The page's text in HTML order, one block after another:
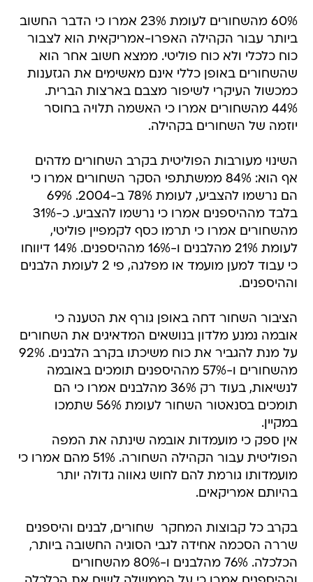
60% מהשחורים לעומת 23% אמרו כי הדבר החשוב
ביותר עבור הקהילה האפרו-אמריקאית הוא לצבור
כוח כלכלי ולא כוח פוליטי. ממצא חשוב אחר הוא
שהשחורים באופן כללי אינם מאשימים את הגזענות
כמכשול העיקרי לשיפור מצבם בארצות הברית.
44% מהשחורים אמרו כי האשמה תלויה בחוסר
יוזמה של השחורים בקהילה.
השינוי מעורבות הפוליטית בקרב השחורים מדהים
אף הוא: 84% ממשתתפי הסקר השחורים אמרו כי
הם נרשמו להצביע, לעומת 78% ב-2004. 69%
בלבד מההיספנים אמרו כי נרשמו להצביע. כ-31%
מהשחורים אמרו כי תרמו כסף לקמפיין פוליטי,
לעומת 21% מהלבנים ו-16% מההיספנים. 14% דיווחו
כי עבוד למען מועמד או מפלגה, פי 2 לעומת הלבנים
וההיספנים.
הציבור השחור דחה באופן גורף את הטענה כי
אובמה נמנע מלדון בנושאים המדאיגים את השחורים
על מנת להגביר את כוח משיכתו בקרב הלבנים. 92%
מהשחורים ו-57% מההיספנים תומכים באובמה
לנשיאות, בעוד רק 36% מהלבנים אמרו כי הם
תומכים בסנאטור השחור לעומת 56% שתמכו
במקיין.
אין ספק כי מועמדות אובמה שינתה את המפה
הפוליטית עבור הקהילה השחורה. 51% מהם אמרו כי
מועמדותו גורמת להם לחוש גאווה גדולה יותר
בהיותם אמריקאים.
בקרב כל קבוצות המחקר  שחורים, לבנים והיספנים 
שררה הסכמה אחידה לגבי הסוגיה החשובה ביותר,
הכלכלה. 76% מהלבנים ו-80% מהשחורים